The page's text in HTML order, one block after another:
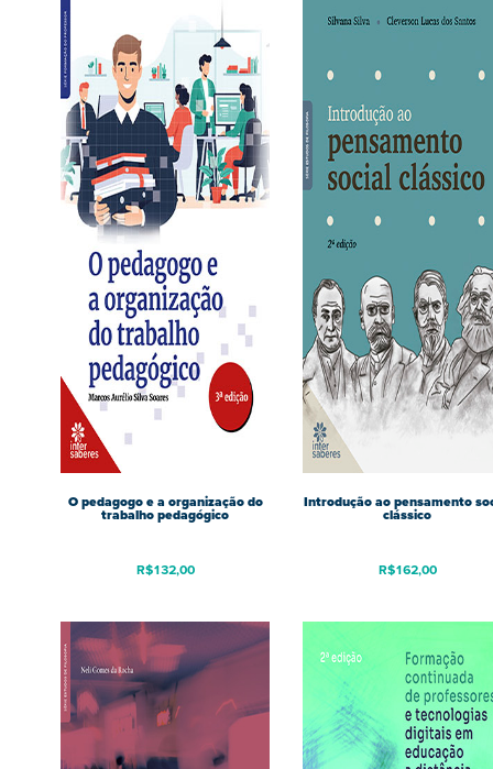
O pedagogo e a organização do
trabalho pedagógico
R$132,00
Introdução ao pensamento
clássico
R$162,00